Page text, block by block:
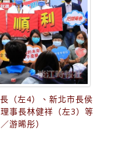
（左4）、新北市長侯
事長林健祥（左3）等
游晞彤）